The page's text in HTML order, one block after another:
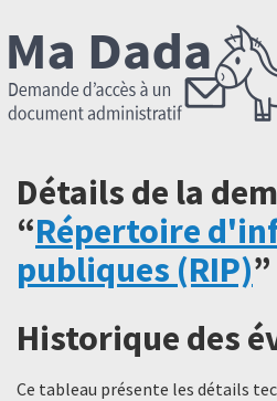
Détails de la
“Répertoire
publiques (RIP)”
Historique des
Ce tableau présente les détails